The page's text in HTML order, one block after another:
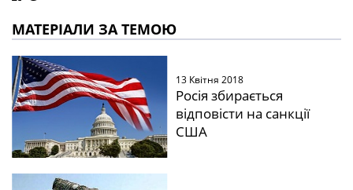
МАТЕРІАЛИ ЗА ТЕМОЮ
13 Квітня 2018
Росія збирається
відповісти на санкції
США